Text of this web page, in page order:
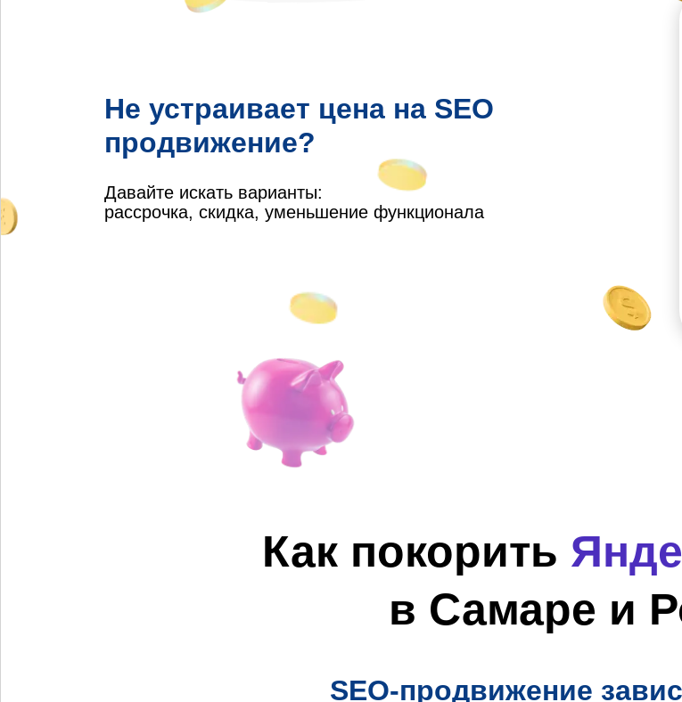
Не устраивает цена на SEO
продвижение?
Давайте искать варианты:
рассрочка, скидка, уменьшение функционала
Как покорить
в Самаре и
SEO-продвижение